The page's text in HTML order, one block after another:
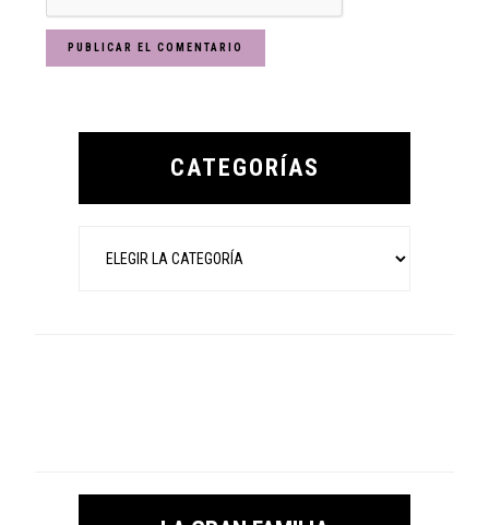
Primary
CATEGORÍAS